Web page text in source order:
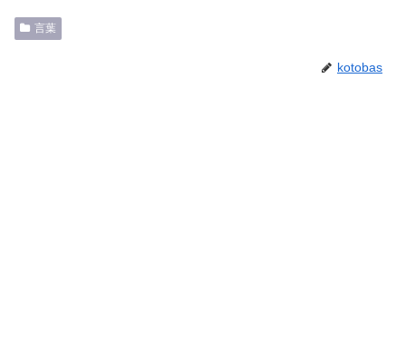
言葉
kotobas